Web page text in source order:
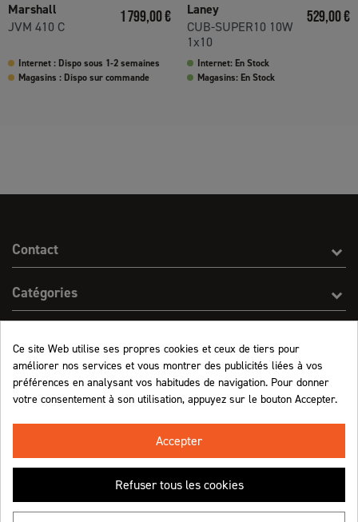
Marshall
JVM 410 C
Prix
1 799,00 €
Internet : Dispo sous 1-2 semaines
Magasins : Dispo sur commande
Laney
CUB-SUPER10 10W
1x10
Prix
529,00 €
Internet: En Stock
Magasins: En Stock
Contact
Catégories
Informations
Retrouvez-nous !
Ce site Web utilise ses propres cookies et ceux de tiers pour
améliorer nos services et vous montrer des publicités liées à vos
préférences en analysant vos habitudes de navigation. Pour donner
votre consentement à son utilisation, appuyez sur le bouton Accepter.
Accepter
Refuser tous les cookies